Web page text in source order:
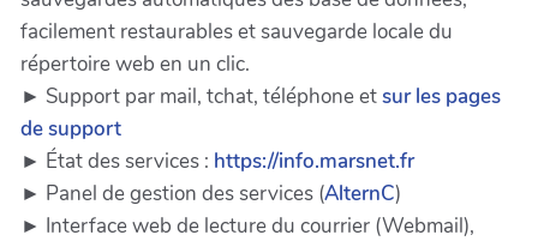
facilement restaurables et sauvegarde locale du
répertoire web en un clic.
► Support par mail, tchat, téléphone etsur les pages
de support
► État des services : https://info.marsnet.fr
► Panel de gestion des services (AlternC)
► Interface web de lecture du courrier (Webmail),